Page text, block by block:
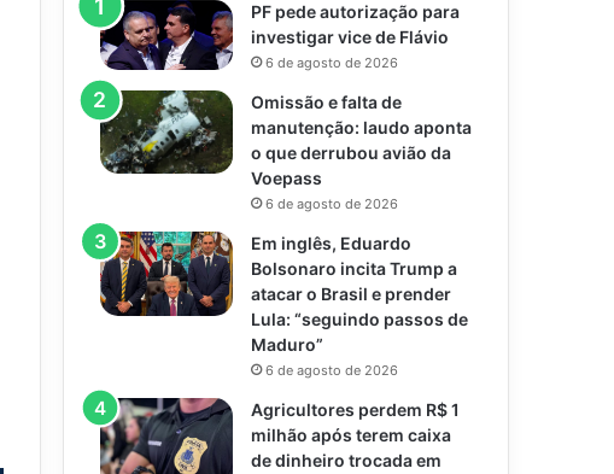
PF pede autorização para
investigar vice de Flávio
6 de agosto de 2026
Omissão e falta de
manutenção: laudo aponta
o que derrubou avião da
Voepass
6 de agosto de 2026
Em inglês, Eduardo
Bolsonaro incita Trump a
atacar o Brasil e prender
Lula: “seguindo passos de
Maduro”
6 de agosto de 2026
Agricultores perdem R$ 1
milhão após terem caixa
de dinheiro trocada em